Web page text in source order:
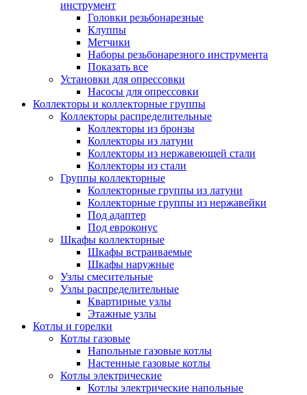
инструмент
Головки резьбонарезные
Клуппы
Метчики
Наборы резьбонарезного инструмента
Показать все
Установки для опрессовки
Насосы для опрессовки
Коллекторы и коллекторные группы
Коллекторы распределительные
Коллекторы из бронзы
Коллекторы из латуни
Коллекторы из нержавеющей стали
Коллекторы из стали
Группы коллекторные
Коллекторные группы из латуни
Коллекторные группы из нержавейки
Под адаптер
Под евроконус
Шкафы коллекторные
Шкафы встраиваемые
Шкафы наружные
Узлы смесительные
Узлы распределительные
Квартирные узлы
Этажные узлы
Котлы и горелки
Котлы газовые
Напольные газовые котлы
Настенные газовые котлы
Котлы электрические
Котлы электрические напольные